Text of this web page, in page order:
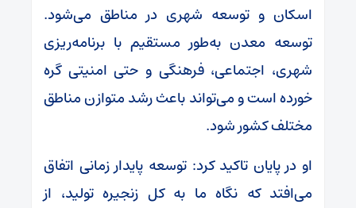
اسکان و توسعه شهری در مناطق می‌شود.
توسعه معدن به‌طور مستقیم با برنامه‌ریزی
شهری، اجتماعی، فرهنگی و حتی امنیتی گره
خورده است و می‌تواند باعث رشد متوازن مناطق
مختلف کشور شود.
او در پایان تاکید کرد: توسعه پایدار زمانی اتفاق
می‌افتد که نگاه ما به کل زنجیره تولید، از